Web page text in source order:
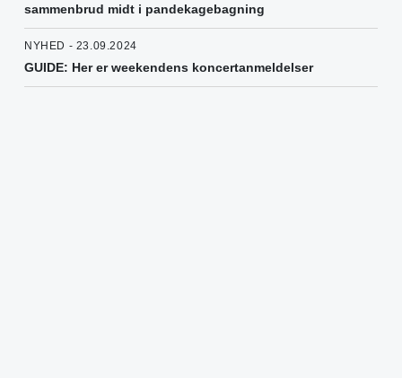
sammenbrud midt i pandekagebagning
NYHED - 23.09.2024
GUIDE: Her er weekendens koncertanmeldelser